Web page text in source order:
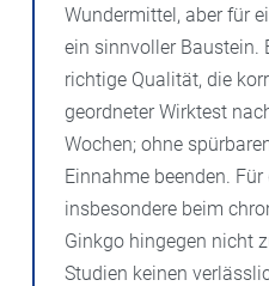
Wundermittel, aber für
ein sinnvoller Baustein.
richtige Qualität, die
geordneter Wirktest
Wochen; ohne
Einnahme beenden.
insbesondere beim
Ginkgo hingegen nicht
Studien keinen